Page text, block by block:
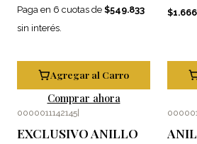
Paga en 6 cuotas de $549.833
sin interés.
Agregar al Carro
Comprar ahora
0000011142145
EXCLUSIVO ANILLO